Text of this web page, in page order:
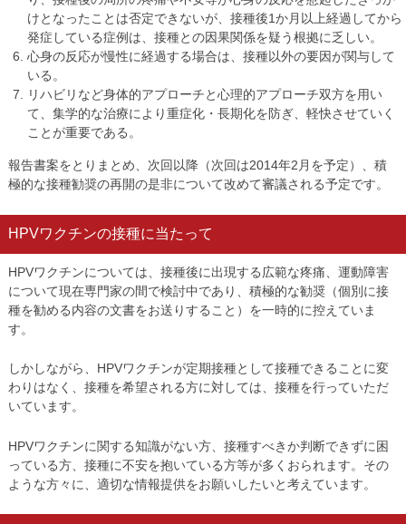
けとなったことは否定できないが、接種後1か月以上経過してから
発症している症例は、接種との因果関係を疑う根拠に乏しい。
心身の反応が慢性に経過する場合は、接種以外の要因が関与して
いる。
リハビリなど身体的アプローチと心理的アプローチ双方を用い
て、集学的な治療により重症化・長期化を防ぎ、軽快させていく
ことが重要である。
報告書案をとりまとめ、次回以降（次回は2014年2月を予定）、積
極的な接種勧奨の再開の是非について改めて審議される予定です。
HPVワクチンの接種に当たって
HPVワクチンについては、接種後に出現する広範な疼痛、運動障害
について現在専門家の間で検討中であり、積極的な勧奨（個別に接
種を勧める内容の文書をお送りすること）を一時的に控えていま
す。
しかしながら、HPVワクチンが定期接種として接種できることに変
わりはなく、接種を希望される方に対しては、接種を行っていただ
いています。
HPVワクチンに関する知識がない方、接種すべきか判断できずに困
っている方、接種に不安を抱いている方等が多くおられます。その
ような方々に、適切な情報提供をお願いしたいと考えています。